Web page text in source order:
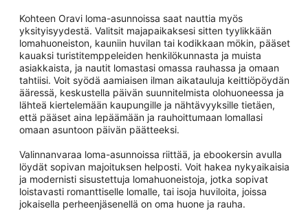
Kohteen Oravi loma-asunnoissa saat nauttia myös
yksityisyydestä. Valitsit majapaikaksesi sitten tyylikkään
lomahuoneiston, kauniin huvilan tai kodikkaan mökin, pääset
kauaksi turistitemppeleiden henkilökunnasta ja muista
asiakkaista, ja nautit lomastasi omassa rauhassa ja omaan
tahtiisi. Voit syödä aamiaisen ilman aikatauluja keittiöpöydän
ääressä, keskustella päivän suunnitelmista olohuoneessa ja
lähteä kiertelemään kaupungille ja nähtävyyksille tietäen,
että pääset aina lepäämään ja rauhoittumaan lomallasi
omaan asuntoon päivän päätteeksi.
Valinnanvaraa loma-asunnoissa riittää, ja ebookersin avulla
löydät sopivan majoituksen helposti. Voit hakea nykyaikaisia
ja modernisti sisustettuja lomahuoneistoja, jotka sopivat
loistavasti romanttiselle lomalle, tai isoja huviloita, joissa
jokaisella perheenjäsenellä on oma huone ja rauha.